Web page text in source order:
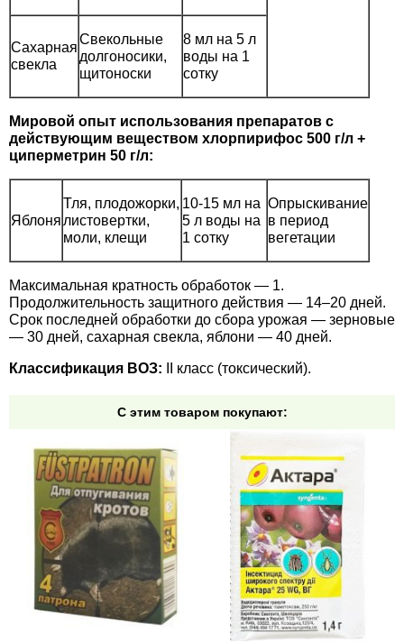
Сахарная
свекла
Свекольные
долгоносики,
щитоноски
8 мл на 5 л
воды на 1
сотку
Мировой опыт использования препаратов с
действующим веществом хлорпирифос 500 г/л +
циперметрин 50 г/л:
Яблоня
Тля, плодожорки,
листовертки,
моли, клещи
10-15 мл на
5 л воды на
1 сотку
Опрыскивание
в период
вегетации
Максимальная кратность обработок — 1.
Продолжительность защитного действия — 14–20 дней.
Срок последней обработки до сбора урожая — зерновые
— 30 дней, сахарная свекла, яблони — 40 дней.
Классификация ВОЗ: II класс (токсический).
С этим товаром покупают: